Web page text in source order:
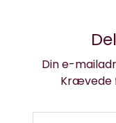
Din e-
Krævede